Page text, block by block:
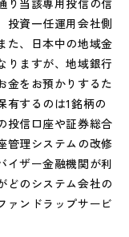
り当該専用投信の信
投資一任運用会社側
た、日本中の地域金
りますが、地域銀行
金をお預かりするた
有するのは1銘柄の
投信口座や証券総合
管理システムの改修
イザー金融機関が利
どのシステム会社の
ァンドラップサービ